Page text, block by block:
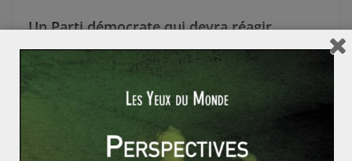
Un Parti démocrate qui devra réagir
Le parti Démocrate s’adresse désormais beaucoup aux
communautés. Il y a, notamment chez les cadres du
Parti, un engouement général pour la lutte pour les
droits des minorités. Des politiques spécifiques ont été
mises en œuvre pour favoriser l’emploi, pour lutter
contre les discriminations envers ces publics